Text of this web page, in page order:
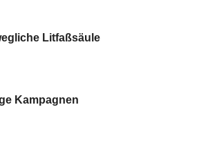
Litfaßsäule
Kampagnen